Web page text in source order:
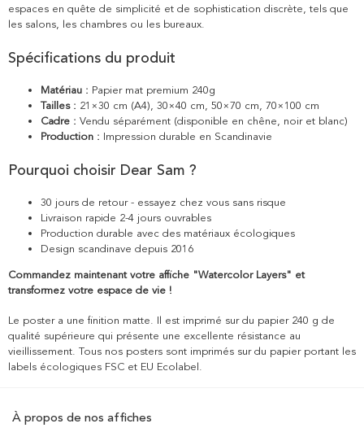
espaces en quête de simplicité et de sophistication discrète, tels que
les salons, les chambres ou les bureaux.
Spécifications du produit
Matériau : Papier mat premium 240g
Tailles : 21×30 cm (A4), 30×40 cm, 50×70 cm, 70×100 cm
Cadre : Vendu séparément (disponible en chêne, noir et blanc)
Production : Impression durable en Scandinavie
Pourquoi choisir Dear Sam ?
30 jours de retour - essayez chez vous sans risque
Livraison rapide 2-4 jours ouvrables
Production durable avec des matériaux écologiques
Design scandinave depuis 2016
Commandez maintenant votre affiche "Watercolor Layers" et
transformez votre espace de vie !
Le poster a une finition matte. Il est imprimé sur du papier 240 g de
qualité supérieure qui présente une excellente résistance au
vieillissement. Tous nos posters sont imprimés sur du papier portant les
labels écologiques FSC et EU Ecolabel.
À propos de nos affiches